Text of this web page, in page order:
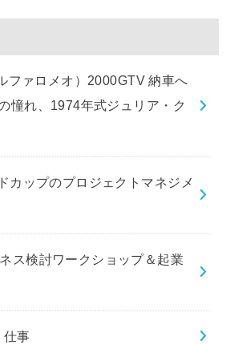
ファロメオ）2000GTV 納車へ
憧れ、1974年式ジュリア・ク
カップのプロジェクトマネジメ
ス検討ワークショップ＆起業
仕事